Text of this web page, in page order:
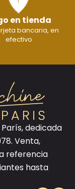
en tienda
bancaria, en
efectivo
dedicada
Venta,
referencia
hasta